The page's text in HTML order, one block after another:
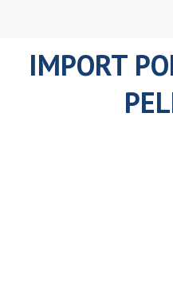
IMPORT